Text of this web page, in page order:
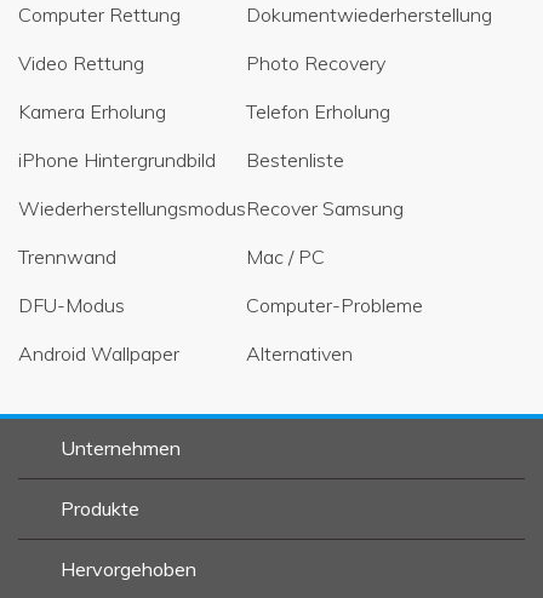
Computer Rettung
Dokumentwiederherstellung
Video Rettung
Photo Recovery
Kamera Erholung
Telefon Erholung
iPhone Hintergrundbild
Bestenliste
WiederherstellungsmodusRecover Samsung
Trennwand
Mac / PC
DFU-Modus
Computer-Probleme
Android Wallpaper
Alternativen
Unternehmen
Produkte
Hervorgehoben